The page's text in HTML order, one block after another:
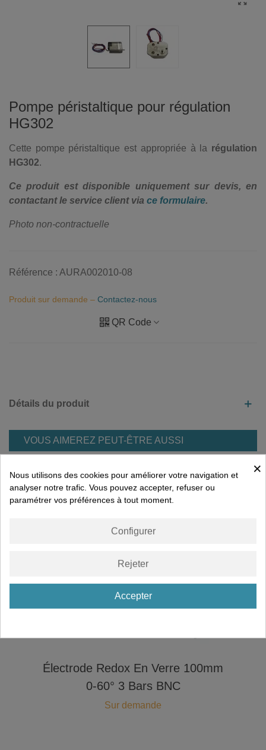
Pompe péristaltique pour régulation
HG302
Cette pompe péristaltique est appropriée à la régulation
HG302.
Ce produit est disponible uniquement sur devis, en
contactant le service client via ce formulaire.
Photo non-contractuelle
Référence : AURA002010-08
Produit sur demande – Contactez-nous
QR Code
Détails du produit
VOUS AIMEREZ PEUT-ÊTRE AUSSI
Électrode Redox En Verre 100mm
0-60° 3 Bars BNC
Sur demande
×
Nous utilisons des cookies pour améliorer votre navigation et
analyser notre trafic. Vous pouvez accepter, refuser ou
paramétrer vos préférences à tout moment.
Configurer
Rejeter
Accepter